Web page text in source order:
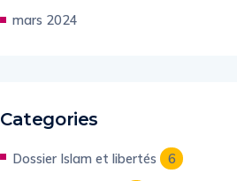
mars 2024
Categories
Dossier Islam et libertés
6